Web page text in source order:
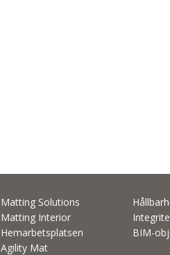
Matting Solutions
Matting Interior
Hemarbetsplatsen
Agility Mat
BIM-